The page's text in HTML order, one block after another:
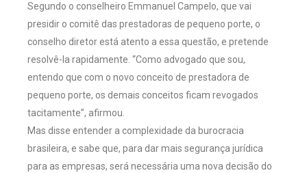
Segundo o conselheiro Emmanuel Campelo, que vai
presidir o comitê das prestadoras de pequeno porte, o
conselho diretor está atento a essa questão, e pretende
resolvê-la rapidamente. “Como advogado que sou,
entendo que com o novo conceito de prestadora de
pequeno porte, os demais conceitos ficam revogados
tacitamente”, afirmou.
Mas disse entender a complexidade da burocracia
brasileira, e sabe que, para dar mais segurança jurídica
para as empresas, será necessária uma nova decisão do